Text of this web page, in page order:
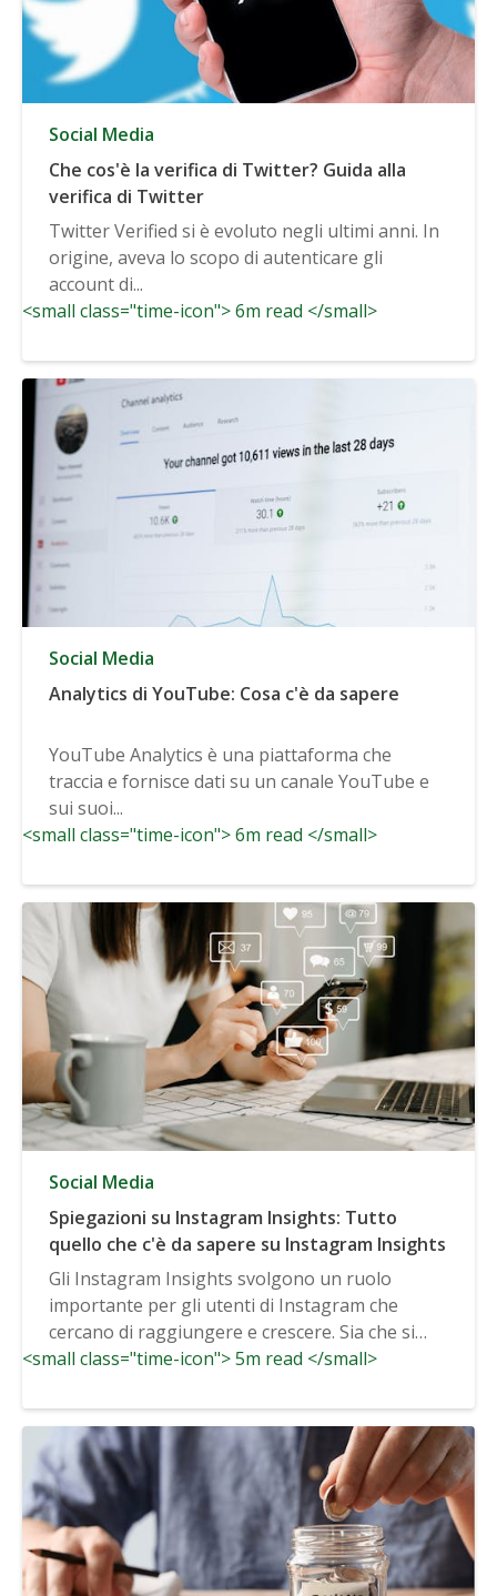
Social Media
Che cos'è la verifica di Twitter? Guida alla
verifica di Twitter
Twitter Verified si è evoluto negli ultimi anni. In
origine, aveva lo scopo di autenticare gli
account di...
<small class="time-icon"> 6m read </small>
Social Media
Analytics di YouTube: Cosa c'è da sapere
YouTube Analytics è una piattaforma che
traccia e fornisce dati su un canale YouTube e
sui suoi...
<small class="time-icon"> 6m read </small>
Social Media
Spiegazioni su Instagram Insights: Tutto
quello che c'è da sapere su Instagram Insights
Gli Instagram Insights svolgono un ruolo
importante per gli utenti di Instagram che
cercano di raggiungere e crescere. Sia che si
utilizzi...
<small class="time-icon"> 5m read </small>